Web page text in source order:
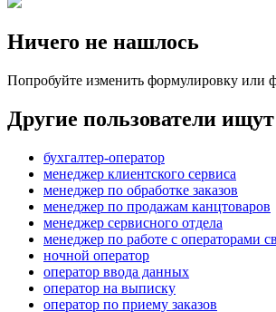
Ничего не нашлось
Попробуйте изменить формулировку или
Другие пользователи ищут
бухгалтер-оператор
менеджер клиентского сервиса
менеджер по обработке заказов
менеджер по продажам канцтоваров
менеджер сервисного отдела
менеджер по работе с операторами
ночной оператор
оператор ввода данных
оператор на выписку
оператор по приему заказов